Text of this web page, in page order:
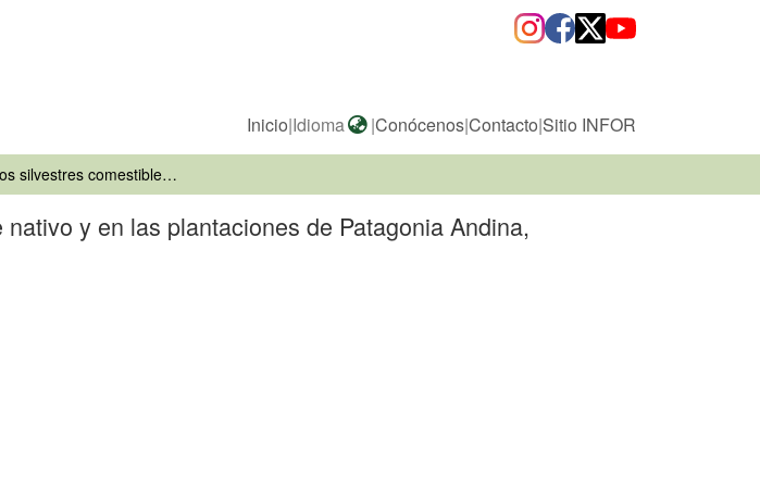
Inicio|Idioma |Conócenos|Contacto|Sitio INFOR
Hongos silvestres comestibles novedosos en el bosque nativo y en las plantaciones de Patagonia Andina, Argentina
y en las plantaciones de Patagonia Andina,